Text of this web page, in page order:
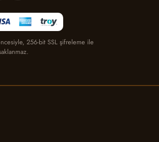
256-bit SSL şifreleme ile